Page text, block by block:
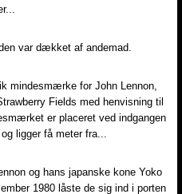
var dækket af andemad.
mindesmærke for John Lennon,
Fields med henvisning til
er placeret ved indgangen
ligger få meter fra...
og hans japanske kone Yoko
1980 låste de sig ind i porten